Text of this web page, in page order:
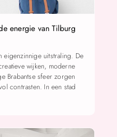
energie van Tilburg
eigenzinnige uitstraling. De
wijken, moderne
Brabantse sfeer zorgen
contrasten. In een stad